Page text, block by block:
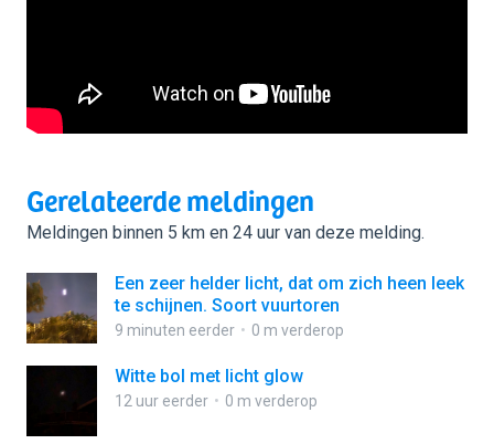
Gerelateerde meldingen
Meldingen binnen 5 km en 24 uur van deze melding.
Een zeer helder licht, dat om zich heen leek
te schijnen. Soort vuurtoren
9 minuten eerder 0 m verderop
Witte bol met licht glow
12 uur eerder 0 m verderop